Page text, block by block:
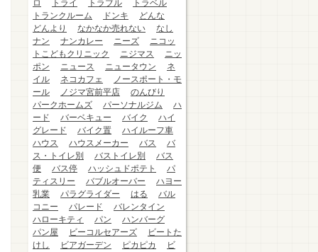
ロ
トライ トラブル
トラベル
トランクルーム
ドンキ
どんな
どんより
なかなか売れない
なし
ナン
ナンカレー ニーズ
ニコッ
トこどもクリニック
ニジマス
ニッ
ポン
ニュース ニュータウン
ネ
イル
ネコカフェ
ノースポート・モ
ール
ノジマ宮前平店
のんびり
パークホームズ
パーソナルジム
ハ
ード
バーベキュー バイク
ハイ
グレード
バイク置
ハイルーフ車
ハウス
ハウスメーカー バス
バ
ス・トイレ別
バストイレ別
バス
便
バス停 ハッシュドポテト
パ
ティスリー
バブルオーバー
ハヨー
乳業
パラグライダー はる
バル
コニー
パレード
バレンタイン
ハローキティ
パン
ハンバーグ
パン屋
ビーコルセアーズ
ビートた
けし
ビアガーデン ピカピカ
ビ